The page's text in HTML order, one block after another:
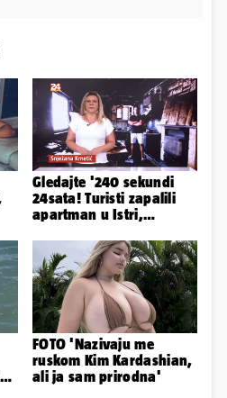
Gledajte '240 sekundi
24sata! Turisti zapalili
apartman u Istri,
završena'
FOTO 'Nazivaju me
ruskom Kim Kardashian,
ali ja sam prirodna'